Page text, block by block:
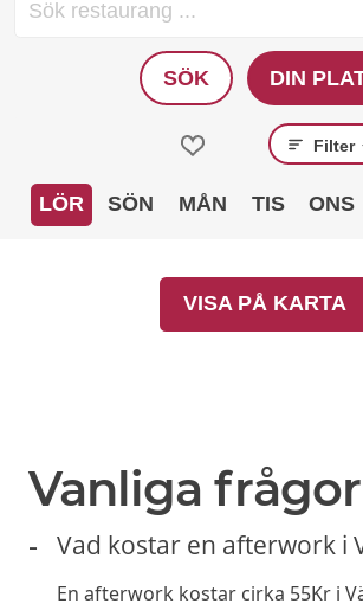
SÖK DIN
Filter
LÖR SÖN MÅN TIS ONS
VISA PÅ KARTA
Vanliga frågor
Vad kostar en afterwork i
En afterwork kostar cirka 55Kr i